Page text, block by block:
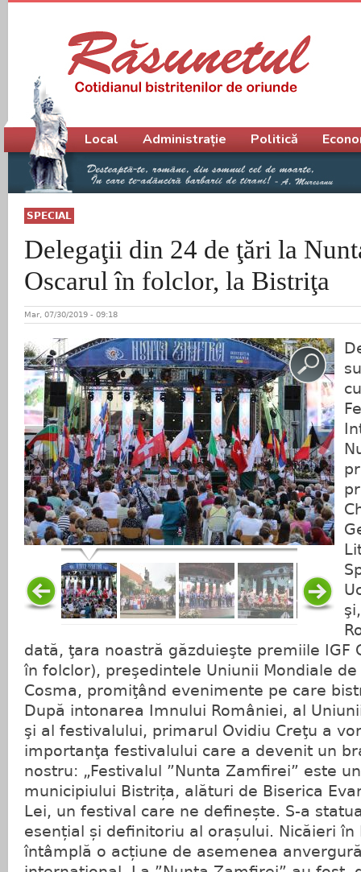
SPECIAL
Delegaţii din 24 de ţări la
Oscarul în folclor, la Bistriţa
Mar, 07/30/2019 - 09:18
dată, ţara noastră găzduieşte premiile IGF
în folclor), preşedintele Uniunii Mondiale de
Cosma, promiţând evenimente pe care
După intonarea Imnului României, al
şi al festivalului, primarul Ovidiu Creţu a
importanţa festivalului care a devenit un
nostru: „Festivalul ”Nunta Zamfirei” este
municipiului Bistrița, alături de Biserica
Lei, un festival care ne definește. S-a
esențial și definitoriu al orașului. Nicăieri în
întâmplă o acțiune de asemenea
Meniu principal
Local Administrație Politică